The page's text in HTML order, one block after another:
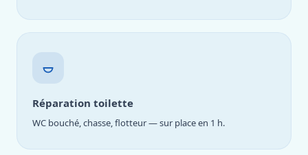
Réparation toilette
WC bouché, chasse, flotteur — sur place en 1 h.